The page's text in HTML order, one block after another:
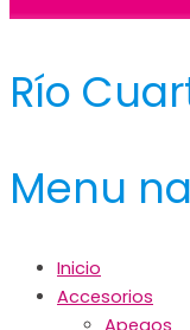
Río
Menu
Inicio
Accesorios
Apegos